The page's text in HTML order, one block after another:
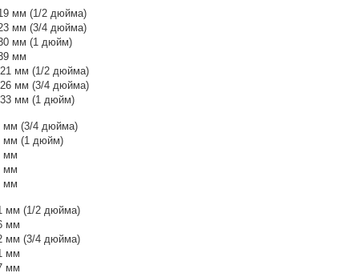
мм (1/2 дюйма)
мм (3/4 дюйма)
мм (1 дюйм)
мм
мм (1/2 дюйма)
мм (3/4 дюйма)
мм (1 дюйм)
мм (3/4 дюйма)
мм (1 дюйм)
мм
мм
мм
мм (1/2 дюйма)
мм
мм (3/4 дюйма)
мм
мм